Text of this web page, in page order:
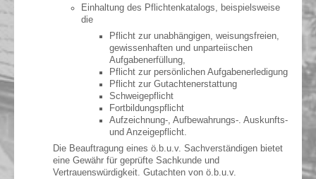
Einhaltung des Pflichtenkatalogs, beispielsweise
die
Pflicht zur unabhängigen, weisungsfreien,
gewissenhaften und unparteiischen
Aufgabenerfüllung,
Pflicht zur persönlichen Aufgabenerledigung
Pflicht zur Gutachtenerstattung
Schweigepflicht
Fortbildungspflicht
Aufzeichnung-, Aufbewahrungs-. Auskunfts-
und Anzeigepflicht.
Die Beauftragung eines ö.b.u.v. Sachverständigen bietet
eine Gewähr für geprüfte Sachkunde und
Vertrauenswürdigkeit. Gutachten von ö.b.u.v.